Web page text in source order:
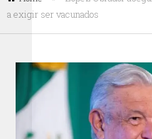
a exigir ser vacunados